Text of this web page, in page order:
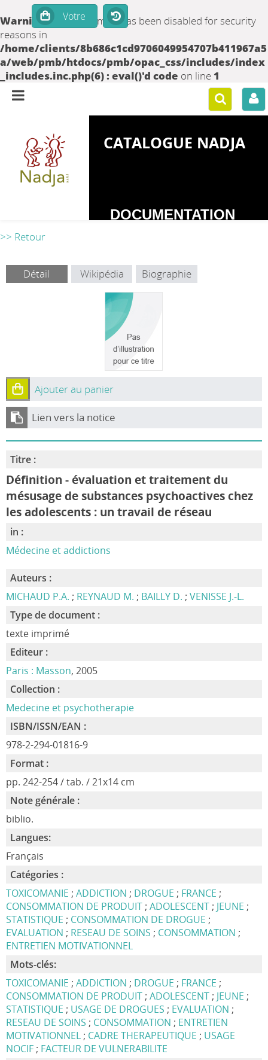
Warning: set_time_limit() has been disabled for security
reasons in
/home/clients/8b686c1cd9706049954707b411967a5
a/web/pmb/htdocs/pmb/opac_css/includes/index
_includes.inc.php(6) : eval()'d code on line 1
CATALOGUE NADJA
DOCUMENTATION
>> Retour
Détail Wikipédia Biographie
Ajouter au panier
Lien vers la notice
Titre :
Définition - évaluation et traitement du
mésusage de substances psychoactives chez
les adolescents : un travail de réseau
in :
Médecine et addictions
Auteurs :
MICHAUD P.A. ; REYNAUD M. ; BAILLY D. ; VENISSE J.-L.
Type de document :
texte imprimé
Editeur :
Paris : Masson, 2005
Collection :
Medecine et psychotherapie
ISBN/ISSN/EAN :
978-2-294-01816-9
Format :
pp. 242-254 / tab. / 21x14 cm
Note générale :
biblio.
Langues:
Français
Catégories :
TOXICOMANIE ; ADDICTION ; DROGUE ; FRANCE ;
CONSOMMATION DE PRODUIT; ADOLESCENT; JEUNE ;
STATISTIQUE ; CONSOMMATION DE DROGUE ;
EVALUATION ; RESEAU DE SOINS ; CONSOMMATION ;
ENTRETIEN MOTIVATIONNEL
Mots-clés:
TOXICOMANIE ; ADDICTION ; DROGUE ; FRANCE ;
CONSOMMATION DE PRODUIT ; ADOLESCENT ; JEUNE ;
STATISTIQUE ; USAGE DE DROGUES ; EVALUATION ;
RESEAU DE SOINS ; CONSOMMATION ; ENTRETIEN
MOTIVATIONNEL ; CADRE THERAPEUTIQUE ; USAGE
NOCIF ; FACTEUR DE VULNERABILITE